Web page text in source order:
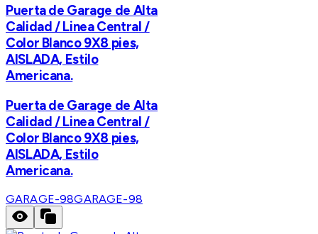
Puerta de Garage de Alta
Calidad / Linea Central /
Color Blanco 9X8 pies,
AISLADA, Estilo
Americana.
Puerta de Garage de Alta
Calidad / Linea Central /
Color Blanco 9X8 pies,
AISLADA, Estilo
Americana.
GARAGE-98GARAGE-98